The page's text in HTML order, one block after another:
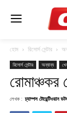
হোম রিসোর্স সেন্টার
রিসোর্স সেন্টার অন্যান্য
লেখক : চ্যাম্পস টোয়েন্টিওয়ান